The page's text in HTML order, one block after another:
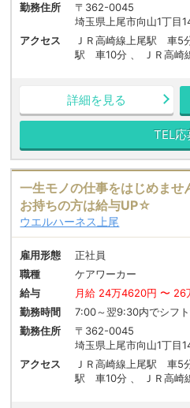
勤務住所
〒362-0045
埼玉県上尾市向山1丁目
アクセス
ＪＲ高崎線上尾駅 車5
駅 車10分 、 ＪＲ高崎
詳細を見る
TEL応
一生モノの仕事をはじめませ
お持ちの方は給与UP☆
ウエルハーネス上尾
雇用形態
正社員
職種
ケアワーカー
給与
月給 24万4620円 〜 26
勤務時間
7:00～翌9:30内でシフ
勤務住所
〒362-0045
埼玉県上尾市向山1丁目
アクセス
ＪＲ高崎線上尾駅 車5
駅 車10分 、 ＪＲ高崎